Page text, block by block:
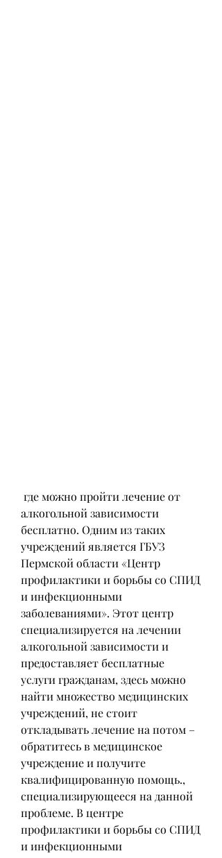
алкогольной зависимости
бесплатно. Одним из таких
учреждений является ГБУЗ
Пермской области «Центр
профилактики и борьбы со СПИД
и инфекционными
заболеваниями». Этот центр
специализируется на лечении
алкогольной зависимости и
предоставляет бесплатные
услуги гражданам, здесь можно
найти множество медицинских
учреждений, не стоит
откладывать лечение на потом –
обратитесь в медицинское
учреждение и получите
квалифицированную помощь.,
специализирующееся на данной
проблеме. В центре
профилактики и борьбы со СПИД
и инфекционными